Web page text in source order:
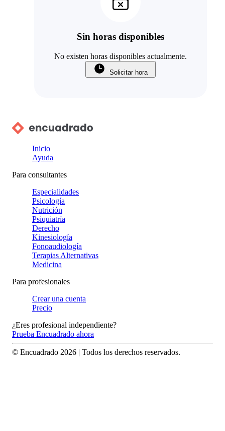
Sin horas disponibles
No existen horas disponibles actualmente.
Solicitar hora
Inicio
Ayuda
Para consultantes
Especialidades
Psicología
Nutrición
Psiquiatría
Derecho
Kinesiología
Fonoaudiología
Terapias Alternativas
Medicina
Para profesionales
Crear una cuenta
Precio
¿Eres profesional independiente?
Prueba Encuadrado ahora
© Encuadrado 2026 | Todos los derechos reservados.